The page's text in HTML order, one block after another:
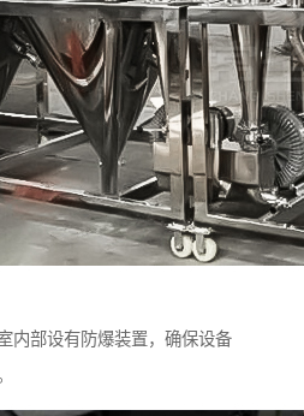
内部设有防爆装置，确保设备